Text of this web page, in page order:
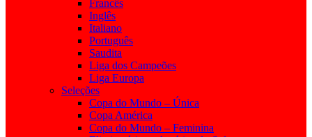
Francês
Inglês
Italiano
Português
Saudita
Liga dos Campeões
Liga Europa
Seleções
Copa do Mundo – Única
Copa América
Copa do Mundo – Feminina